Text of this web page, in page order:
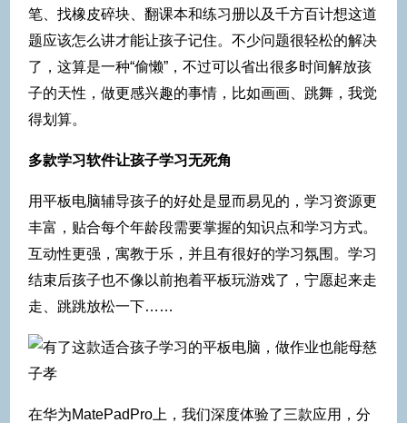
笔、找橡皮碎块、翻课本和练习册以及千方百计想这道
题应该怎么讲才能让孩子记住。不少问题很轻松的解决
了，这算是一种“偷懒”，不过可以省出很多时间解放孩
子的天性，做更感兴趣的事情，比如画画、跳舞，我觉
得划算。
多款学习软件让孩子学习无死角
用平板电脑辅导孩子的好处是显而易见的，学习资源更
丰富，贴合每个年龄段需要掌握的知识点和学习方式。
互动性更强，寓教于乐，并且有很好的学习氛围。学习
结束后孩子也不像以前抱着平板玩游戏了，宁愿起来走
走、跳跳放松一下……
在华为MatePadPro上，我们深度体验了三款应用，分